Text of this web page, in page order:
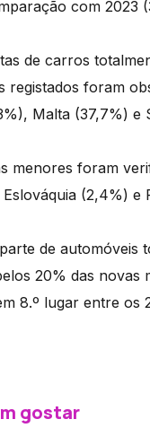
com 2023
de carros
registados foram
Malta (37,7%) e
menores foram
(2,4%) e
de automóveis
20% das novas
8.º lugar entre os
gostar